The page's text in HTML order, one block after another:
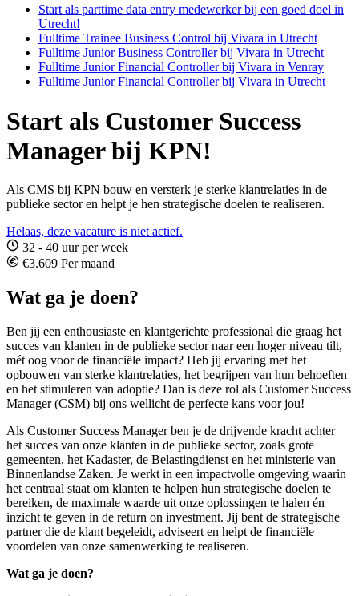
Start als parttime data entry medewerker bij een goed doel in
Utrecht!
Fulltime Trainee Business Control bij Vivara in Utrecht
Fulltime Junior Business Controller bij Vivara in Utrecht
Fulltime Junior Financial Controller bij Vivara in Venray
Fulltime Junior Financial Controller bij Vivara in Utrecht
Start als Customer Success
Manager bij KPN!
Als CMS bij KPN bouw en versterk je sterke klantrelaties in de
publieke sector en helpt je hen strategische doelen te realiseren.
Helaas, deze vacature is niet actief.
32 - 40 uur per week
€3.609 Per maand
Wat ga je doen?
Ben jij een enthousiaste en klantgerichte professional die graag het
succes van klanten in de publieke sector naar een hoger niveau tilt,
mét oog voor de financiële impact? Heb jij ervaring met het
opbouwen van sterke klantrelaties, het begrijpen van hun behoeften
en het stimuleren van adoptie? Dan is deze rol als Customer Success
Manager (CSM) bij ons wellicht de perfecte kans voor jou!
Als Customer Success Manager ben je de drijvende kracht achter
het succes van onze klanten in de publieke sector, zoals grote
gemeenten, het Kadaster, de Belastingdienst en het ministerie van
Binnenlandse Zaken. Je werkt in een impactvolle omgeving waarin
het centraal staat om klanten te helpen hun strategische doelen te
bereiken, de maximale waarde uit onze oplossingen te halen én
inzicht te geven in de return on investment. Jij bent de strategische
partner die de klant begeleidt, adviseert en helpt de financiële
voordelen van onze samenwerking te realiseren.
Wat ga je doen?